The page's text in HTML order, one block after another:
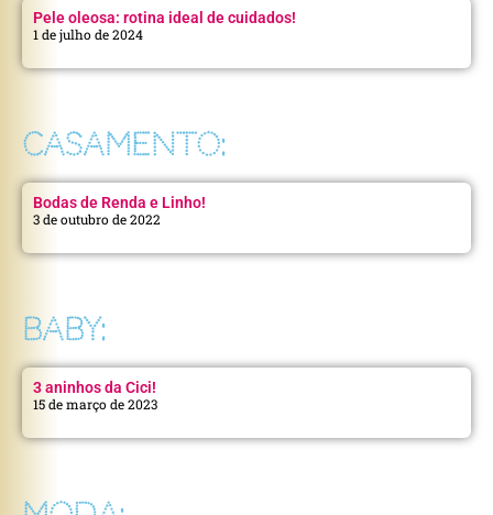
Pele oleosa: rotina ideal de cuidados!
1 de julho de 2024
CASAMENTO:
Bodas de Renda e Linho!
3 de outubro de 2022
BABY:
3 aninhos da Cici!
15 de março de 2023